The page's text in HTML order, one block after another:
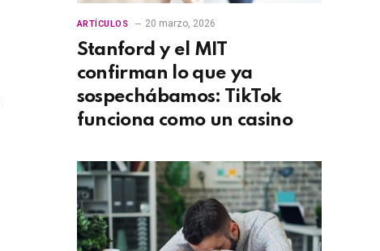
ARTÍCULOS 20 marzo, 2026
Stanford y el MIT
confirman lo que ya
sospechábamos: TikTok
funciona como un casino